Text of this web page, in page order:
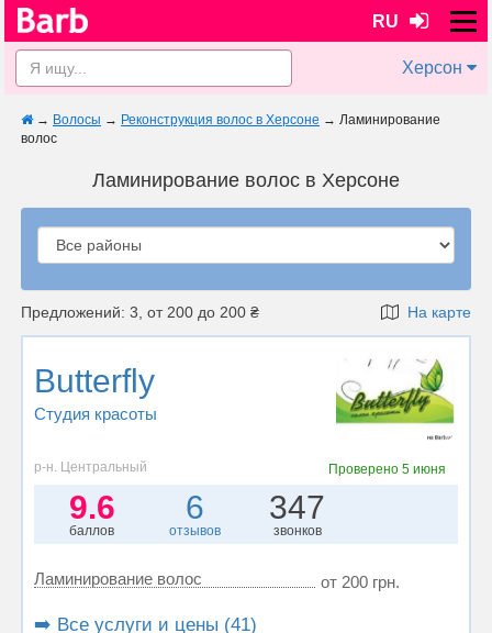
RU
Херсон
→ Волосы → Реконструкция волос в Херсоне → Ламинирование
волос
Ламинирование волос в Херсоне
Предложений: 3, от 200 до 200 ₴ На карте
Butterfly
Студия красоты
р-н. Центральный Проверено5 июня
9.6
баллов
6
отзывов
347
звонков
Ламинирование волос от 200 грн.
➡️ Все услуги и цены (41)